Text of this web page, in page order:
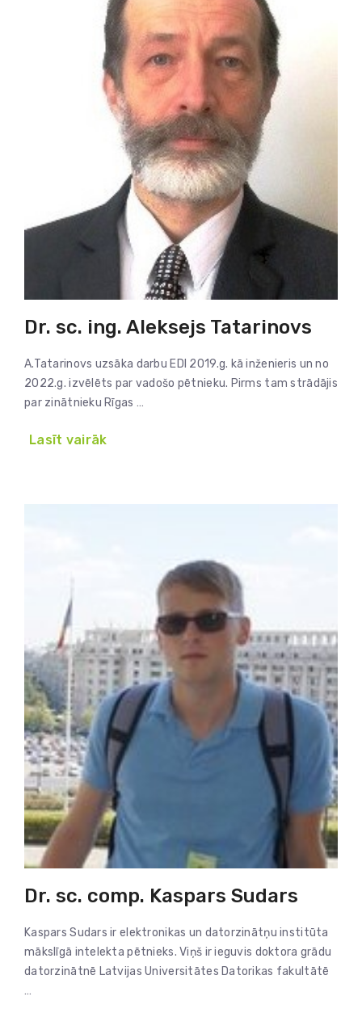
Dr. sc. ing. Aleksejs Tatarinovs
A.Tatarinovs uzsāka darbu EDI 2019.g. kā inženieris un no
2022.g. izvēlēts par vadošo pētnieku. Pirms tam strādājis
par zinātnieku Rīgas …
Lasīt vairāk
Dr. sc. comp. Kaspars Sudars
Kaspars Sudars ir elektronikas un datorzinātņu institūta
mākslīgā intelekta pētnieks. Viņš ir ieguvis doktora grādu
datorzinātnē Latvijas Universitātes Datorikas fakultātē
…